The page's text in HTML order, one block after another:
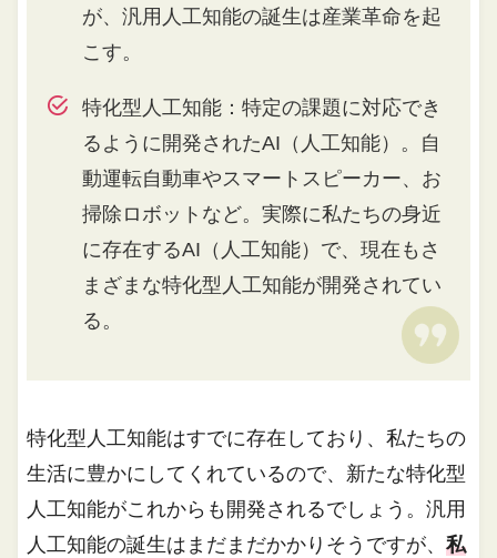
が、汎用人工知能の誕生は産業革命を起
こす。
特化型人工知能：特定の課題に対応でき
るように開発されたAI（人工知能）。自
動運転自動車やスマートスピーカー、お
掃除ロボットなど。実際に私たちの身近
に存在するAI（人工知能）で、現在もさ
まざまな特化型人工知能が開発されてい
る。
特化型人工知能はすでに存在しており、私たちの
生活に豊かにしてくれているので、新たな特化型
人工知能がこれからも開発されるでしょう。汎用
人工知能の誕生はまだまだかかりそうですが、私